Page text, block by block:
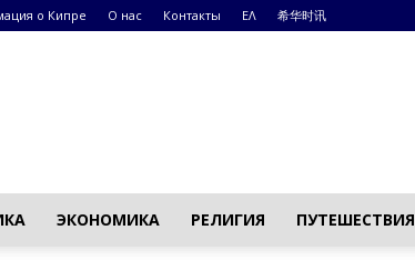
о Кипре О нас Контакты ΕΛ 希华时讯
ЭКОНОМИКА РЕЛИГИЯ ПУТЕШЕСТВИЯ